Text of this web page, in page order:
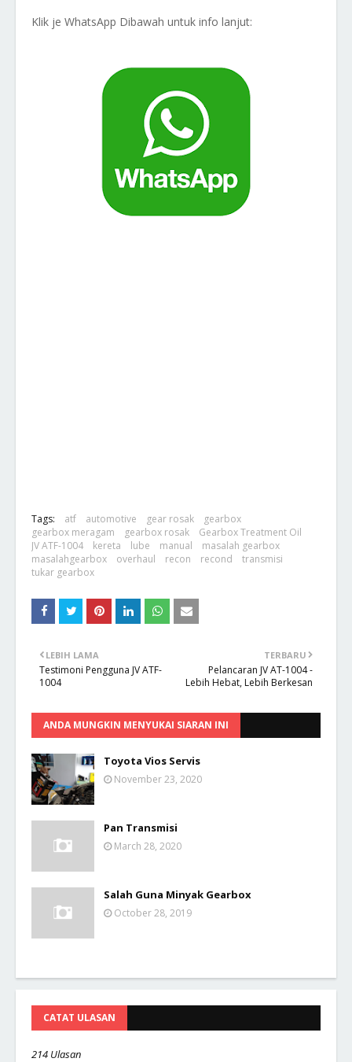
Klik je WhatsApp Dibawah untuk info lanjut:
Tags: atf automotive gear rosak
gearbox
gearbox meragam
gearbox rosak
Gearbox Treatment Oil
JV ATF-1004
kereta lube manual
masalah gearbox
masalahgearbox
overhaul recon recond
transmisi
tukar gearbox
TERBARU
Pelancaran JV AT-1004 -
Lebih Hebat, Lebih Berkesan
LEBIH LAMA
Testimoni Pengguna JV ATF-
1004
ANDA MUNGKIN MENYUKAI SIARAN INI
Toyota Vios Servis
November 23, 2020
Pan Transmisi
March 28, 2020
Salah Guna Minyak Gearbox
October 28, 2019
CATAT ULASAN
214 Ulasan